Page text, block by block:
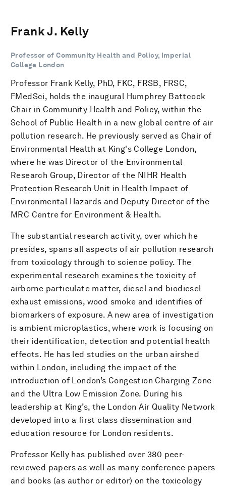
Frank J. Kelly
Professor of Community Health and Policy, Imperial
College London
Professor Frank Kelly, PhD, FKC, FRSB, FRSC,
FMedSci, holds the inaugural Humphrey Battcock
Chair in Community Health and Policy, within the
School of Public Health in a new global centre of air
pollution research. He previously served as Chair of
Environmental Health at King's College London,
where he was Director of the Environmental
Research Group, Director of the NIHR Health
Protection Research Unit in Health Impact of
Environmental Hazards and Deputy Director of the
MRC Centre for Environment & Health.
The substantial research activity, over which he
presides, spans all aspects of air pollution research
from toxicology through to science policy. The
experimental research examines the toxicity of
airborne particulate matter, diesel and biodiesel
exhaust emissions, wood smoke and identifies of
biomarkers of exposure. A new area of investigation
is ambient microplastics, where work is focusing on
their identification, detection and potential health
effects. He has led studies on the urban airshed
within London, including the impact of the
introduction of London’s Congestion Charging Zone
and the Ultra Low Emission Zone. During his
leadership at King’s, the London Air Quality Network
developed into a first class dissemination and
education resource for London residents.
Professor Kelly has published over 380 peer-
reviewed papers as well as many conference papers
and books (as author or editor) on the toxicology